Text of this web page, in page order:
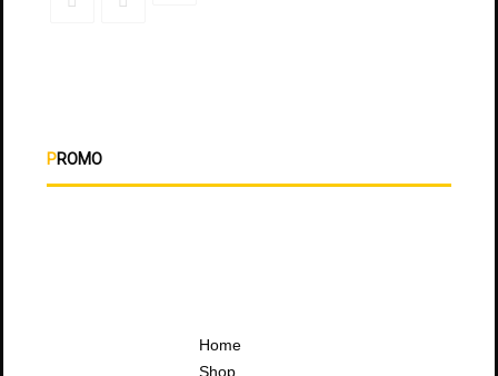
PROMO
Home
Shop